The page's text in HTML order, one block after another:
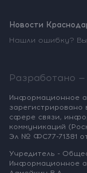
Новости
Нашли ошибку?
Разработано —
Информационное
зарегистрировано
сфере связи,
коммуникаций
Эл № ФС77-71381
Учредитель -
Информационное